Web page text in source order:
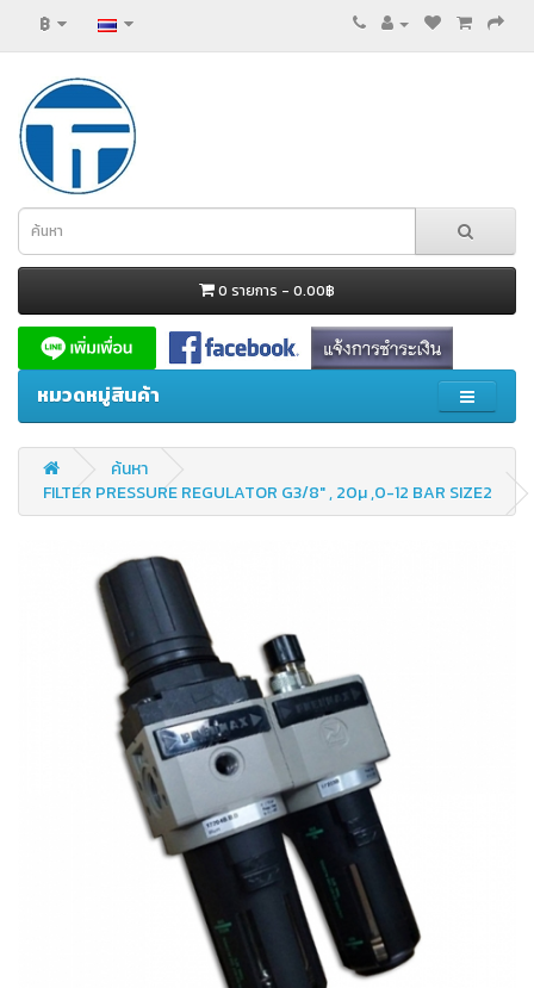
฿
0 รายการ - 0.00฿
หมวดหมู่สินค้า
ค้นหา
FILTER PRESSURE REGULATOR G3/8" , 20µ ,0-12 BAR SIZE2